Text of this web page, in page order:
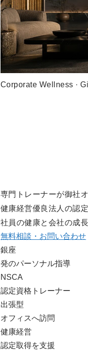
Corporate Wellness ·
専門トレーナーが御社
健康経営優良法人の認
社員の健康と会社の成
無料相談・お問い合わせ
銀座
発のパーソナル指導
NSCA
認定資格トレーナー
出張型
オフィスへ訪問
健康経営
認定取得を支援